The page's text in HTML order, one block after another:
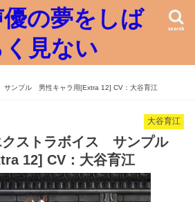
の夢をしば
く見ない
search
サンプル 男性キャラ用[Extra 12] CV：大谷育江
大谷育江
クストラボイス サンプル
12] CV：大谷育江